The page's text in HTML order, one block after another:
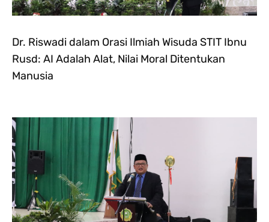
Dr. Riswadi dalam Orasi Ilmiah Wisuda STIT Ibnu
Rusd: AI Adalah Alat, Nilai Moral Ditentukan
Manusia